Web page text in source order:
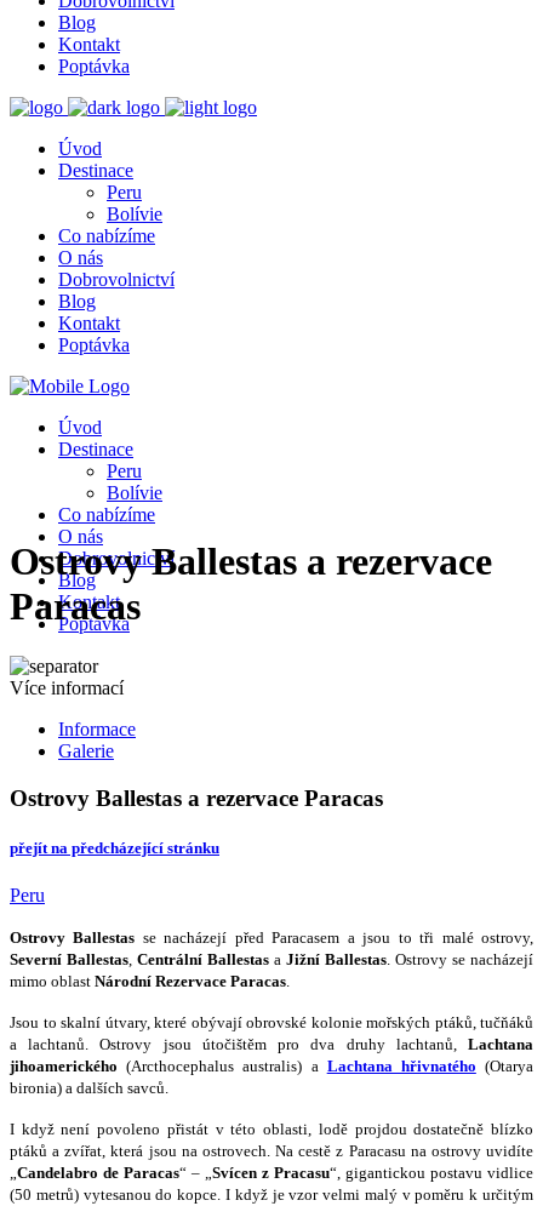
Blog
Kontakt
Poptávka
Úvod
Destinace
Peru
Bolívie
Co nabízíme
O nás
Dobrovolnictví
Blog
Kontakt
Poptávka
Úvod
Destinace
Peru
Bolívie
Co nabízíme
O nás
Dobrovolnictví
Blog
Kontakt
Poptávka
Ostrovy Ballestas a rezervace
Paracas
Více informací
Informace
Galerie
Ostrovy Ballestas a rezervace Paracas
přejít na předcházející stránku
Peru
Ostrovy Ballestas se nacházejí před Paracasem a jsou to tři malé ostrovy,
Severní Ballestas Centrální Ballestas a Jižní Ballestas . Ostrovy se nacházejí
mimo oblast Národní Rezervace Paracas
Jsou to skalní útvary, které obývají obrovské kolonie mořských ptáků, tučňáků
a lachtanů. Ostrovy jsou útočištěm pro dva druhy lachtanů, Lachtana
jihoamerického (Arcthocephalus australis) a Lachtana hřivnatého (Otarya
bironia) a dalších savců.
I když není povoleno přistát v této oblasti, lodě projdou dostatečně blízko
ptáků a zvířat, která jsou na ostrovech. Na cestě z Paracasu na ostrovy uvidíte
Candelabro de Paracas“ – „ Svícen z Pracasu“, gigantickou postavu vidlice
(50 metrů) vytesanou do kopce. I když je vzor velmi malý v poměru k určitým